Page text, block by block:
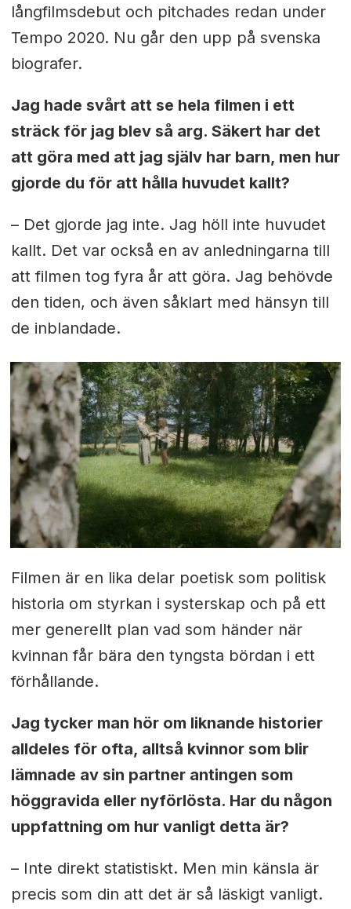
långfilmsdebut och pitchades redan under
Tempo 2020. Nu går den upp på svenska
biografer.
Jag hade svårt att se hela filmen i ett
sträck för jag blev så arg. Säkert har det
att göra med att jag själv har barn, men hur
gjorde du för att hålla huvudet kallt?
– Det gjorde jag inte. Jag höll inte huvudet
kallt. Det var också en av anledningarna till
att filmen tog fyra år att göra. Jag behövde
den tiden, och även såklart med hänsyn till
de inblandade.
Filmen är en lika delar poetisk som politisk
historia om styrkan i systerskap och på ett
mer generellt plan vad som händer när
kvinnan får bära den tyngsta bördan i ett
förhållande.
Jag tycker man hör om liknande historier
alldeles för ofta, alltså kvinnor som blir
lämnade av sin partner antingen som
höggravida eller nyförlösta. Har du någon
uppfattning om hur vanligt detta är?
– Inte direkt statistiskt. Men min känsla är
precis som din att det är så läskigt vanligt.